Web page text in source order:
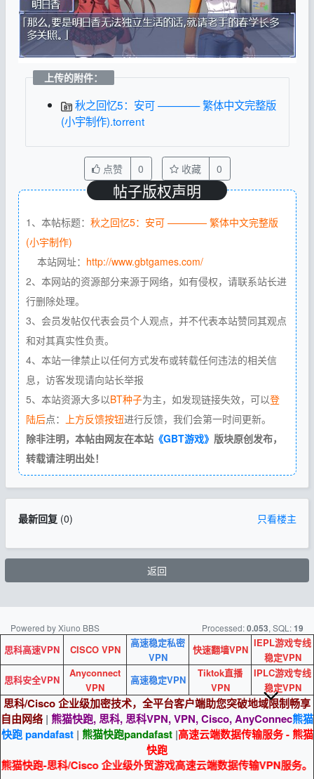
上传的附件：
秋之回忆5：安可 ———— 繁体中文完整版
(小宇制作).torrent
点赞 0 收藏 0
帖子版权声明
1、本帖标题： 秋之回忆5：安可 ———— 繁体中文完整版
(小宇制作)
本站网址： http://www.gbtgames.com/
2、本网站的资源部分来源于网络，如有侵权，请联系站长进
行删除处理。
3、会员发帖仅代表会员个人观点，并不代表本站赞同其观点
和对其真实性负责。
4、本站一律禁止以任何方式发布或转载任何违法的相关信
息，访客发现请向站长举报
5、本站资源大多以BT种子为主，如发现链接失效，可以登
陆后点： 上方反馈按钮进行反馈，我们会第一时间更新。
除非注明，本帖由网友在本站《GBT游戏》 版块原创发布，
转载请注明出处！
最新回复(0) 只看楼主
返回
Powered by Xiuno BBS Processed:0.053, SQL:19
思科高速VPN CISCO VPN
高速稳定私密
VPN
快速翻墙VPN
IEPL游戏专线
稳定VPN
思科安全VPN
Anyconnect
VPN
高速稳定VPN
Tiktok直播
VPN
IPLC游戏专线
稳定VPN
思科/Cisco 企业级加密技术，全平台客户端助您突破地域限制畅享
自由网络 | 熊猫快跑, 思科, 思科VPN, VPN, Cisco, AnyConnec熊猫
快跑 pandafast| 熊猫快跑pandafast|高速云端数据传输服务 - 熊猫
快跑
熊猫快跑-思科/Cisco 企业级外贸游戏高速云端数据传输VPN服务。